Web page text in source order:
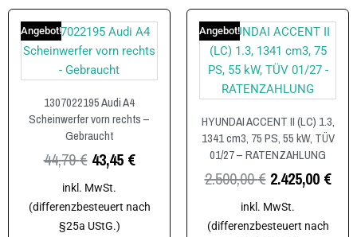
Angebot!
1307022195 Audi A4
Scheinwerfer vorn rechts –
Gebraucht
44,79€ 43,45 €
inkl. MwSt.
(differenzbesteuert nach
§25a UStG.)
Angebot!
HYUNDAI ACCENT II (LC) 1.3,
1341 cm3, 75 PS, 55 kW, TÜV
01/27 – RATENZAHLUNG
2.500,00€ 2.425,00 €
inkl. MwSt.
(differenzbesteuert nach